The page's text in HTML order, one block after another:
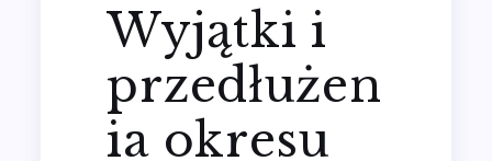
Wyjątki i
przedłużen
ia okresu